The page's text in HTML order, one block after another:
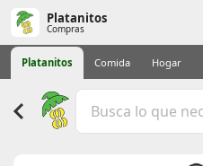
Platanitos
Compras
Platanitos Comida Hogar